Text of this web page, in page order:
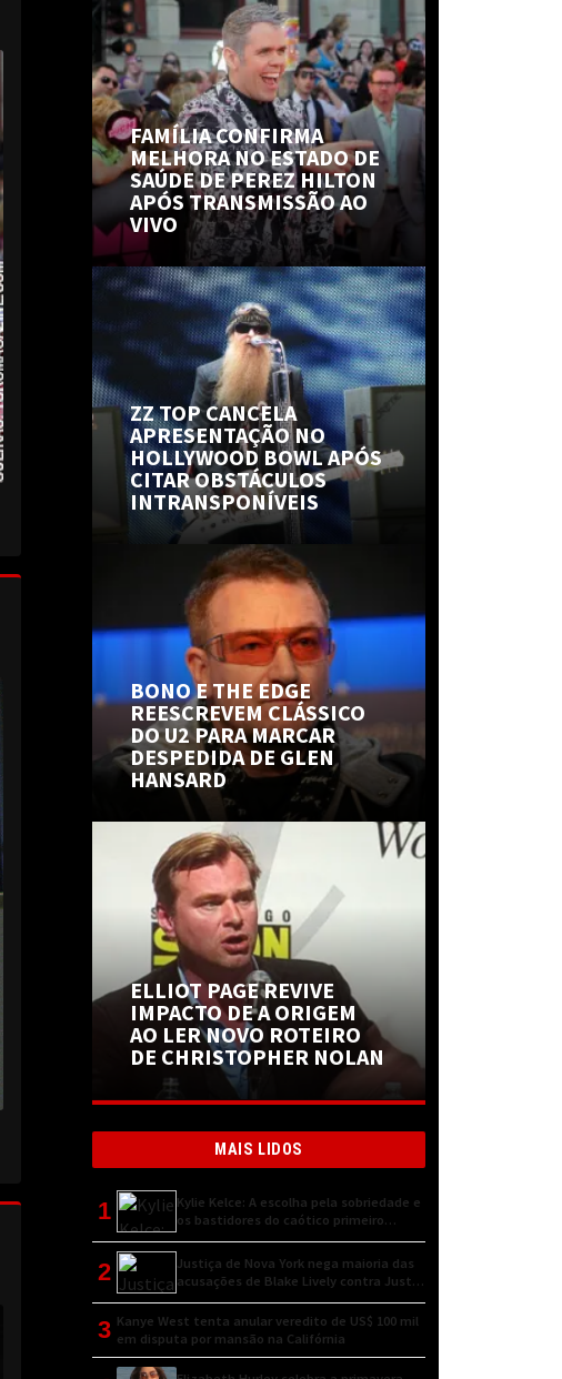
FAMÍLIA CONFIRMA
MELHORA NO ESTADO DE
SAÚDE DE PEREZ HILTON
APÓS TRANSMISSÃO AO
VIVO
ZZ TOP CANCELA
APRESENTAÇÃO NO
HOLLYWOOD BOWL APÓS
CITAR OBSTÁCULOS
INTRANSPONÍVEIS
BONO E THE EDGE
REESCREVEM CLÁSSICO
DO U2 PARA MARCAR
DESPEDIDA DE GLEN
HANSARD
ELLIOT PAGE REVIVE
IMPACTO DE A ORIGEM
AO LER NOVO ROTEIRO
DE CHRISTOPHER NOLAN
MAIS LIDOS
1
Kylie Kelce: A escolha pela sobriedade e
os bastidores do caótico primeiro
encontro
2
Justiça de Nova York nega maioria das
acusações de Blake Lively contra Justin
Baldoni
3 Kanye West tenta anular veredito de US$ 100 mil
em disputa por mansão na Califórnia